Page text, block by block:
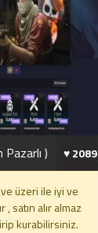
) ♥️ 2089
üzeri ile iyi ve
, satın alır almaz
kurabilirsiniz.